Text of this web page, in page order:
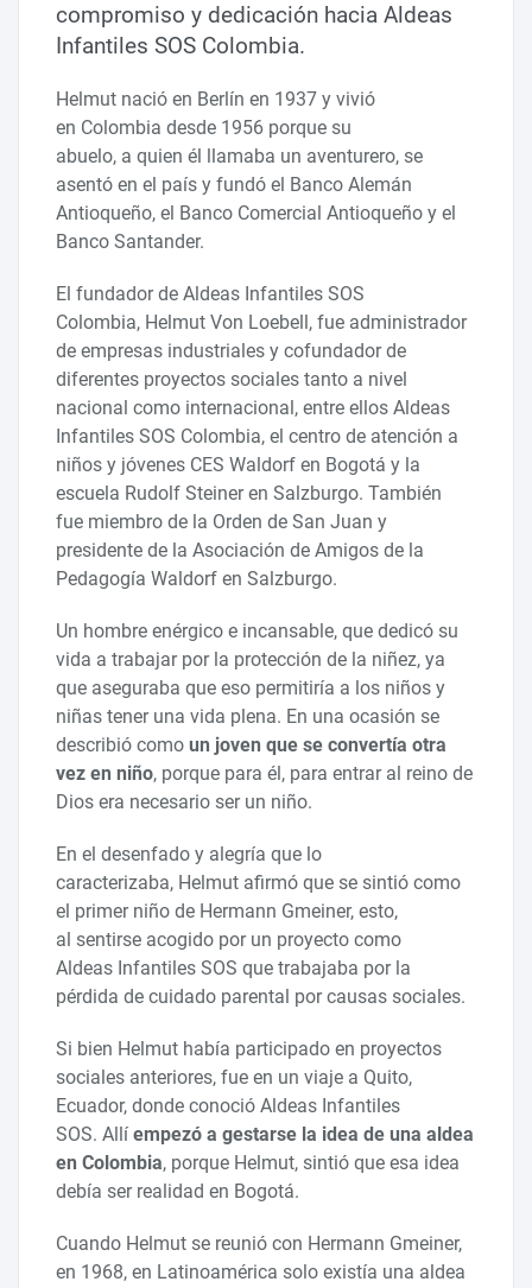
compromiso y dedicación hacia Aldeas
Infantiles SOS Colombia.
Helmut nació en Berlín en 1937 y vivió
en Colombia desde 1956 porque su
abuelo, a quien él llamaba un aventurero, se
asentó en el país y fundó el Banco Alemán
Antioqueño, el Banco Comercial Antioqueño y el
Banco Santander.
El fundador de Aldeas Infantiles SOS
Colombia, Helmut Von Loebell, fue administrador
de empresas industriales y cofundador de
diferentes proyectos sociales tanto a nivel
nacional como internacional, entre ellos Aldeas
Infantiles SOS Colombia, el centro de atención a
niños y jóvenes CES Waldorf en Bogotá y la
escuela Rudolf Steiner en Salzburgo. También
fue miembro de la Orden de San Juan y
presidente de la Asociación de Amigos de la
Pedagogía Waldorf en Salzburgo.
Un hombre enérgico e incansable, que dedicó su
vida a trabajar por la protección de la niñez, ya
que aseguraba que eso permitiría a los niños y
niñas tener una vida plena. En una ocasión se
describió comoun joven que se convertía otra
vez en niño, porque para él, para entrar al reino de
Dios era necesario ser un niño.
En el desenfado y alegría que lo
caracterizaba, Helmut afirmó que se sintió como
el primer niño de Hermann Gmeiner, esto,
al sentirse acogido por un proyecto como
Aldeas Infantiles SOS que trabajaba por la
pérdida de cuidado parental por causas sociales.
Si bien Helmut había participado en proyectos
sociales anteriores, fue en un viaje a Quito,
Ecuador, donde conoció Aldeas Infantiles
SOS. Allíempezó a gestarse la idea de una aldea
en Colombia, porque Helmut, sintió que esa idea
debía ser realidad en Bogotá.
Cuando Helmut se reunió con Hermann Gmeiner,
en 1968, en Latinoamérica solo existía una aldea